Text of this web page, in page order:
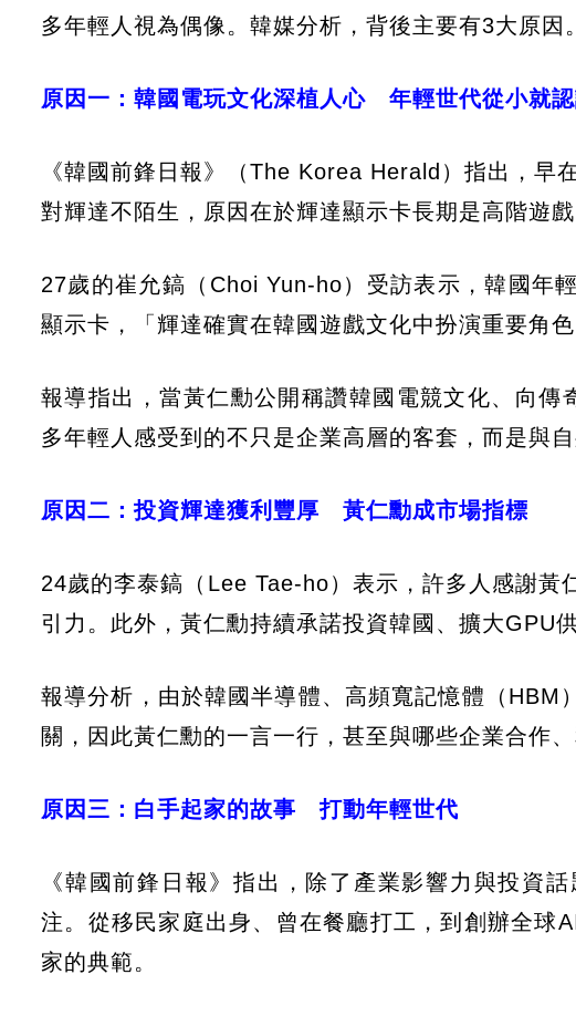
多年輕人視為偶像。韓媒分析，背後主要有3大原因。
原因一：韓國電玩文化深植人心 年輕世代從小就
《韓國前鋒日報》（The Korea Herald）指出，
對輝達不陌生，原因在於輝達顯示卡長期是高階遊
27歲的崔允鎬（Choi Yun-ho）受訪表示，韓國年
顯示卡，「輝達確實在韓國遊戲文化中扮演重要角色
報導指出，當黃仁勳公開稱讚韓國電競文化、向
多年輕人感受到的不只是企業高層的客套，而是與
原因二：投資輝達獲利豐厚 黃仁勳成市場指標
24歲的李泰鎬（Lee Tae-ho）表示，許多人感謝黃
引力。此外，黃仁勳持續承諾投資韓國、擴大GPU
報導分析，由於韓國半導體、高頻寬記憶體（HBM
關，因此黃仁勳的一言一行，甚至與哪些企業合作
原因三：白手起家的故事 打動年輕世代
《韓國前鋒日報》指出，除了產業影響力與投資
注。從移民家庭出身、曾在餐廳打工，到創辦全球
家的典範。